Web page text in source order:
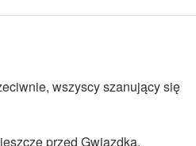
wszyscy szanujący się
przed Gwiazdką.